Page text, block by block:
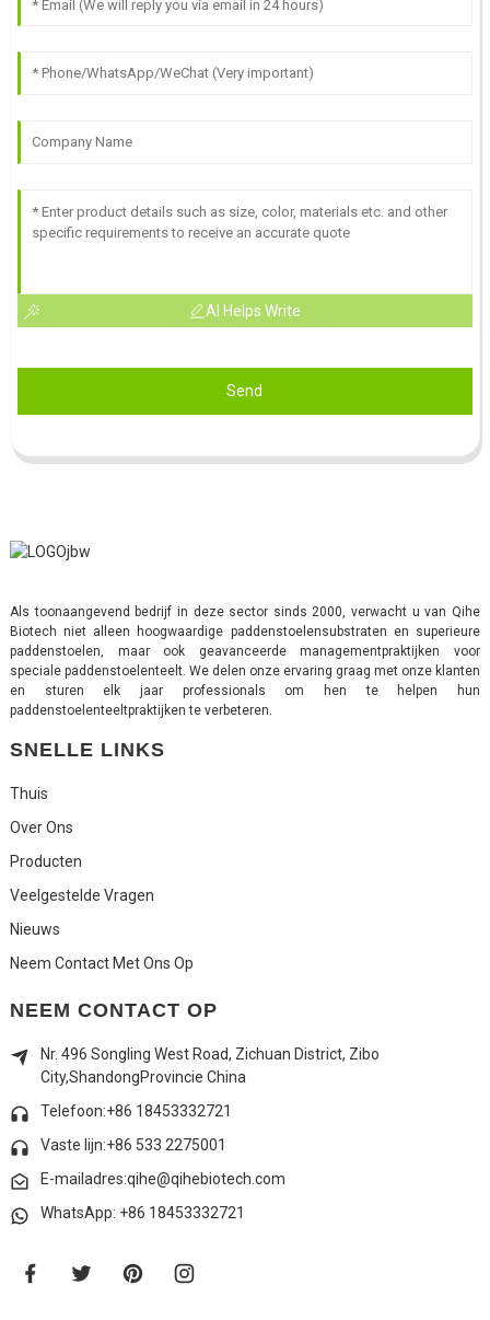
AI Helps Write
Send
Als toonaangevend bedrijf in deze sector sinds 2000, verwacht u van Qihe
Biotech niet alleen hoogwaardige paddenstoelensubstraten en superieure
paddenstoelen, maar ook geavanceerde managementpraktijken voor
speciale paddenstoelenteelt. We delen onze ervaring graag met onze klanten
en sturen elk jaar professionals om hen te helpen hun
paddenstoelenteeltpraktijken te verbeteren.
SNELLE LINKS
Thuis
Over Ons
Producten
Veelgestelde Vragen
Nieuws
Neem Contact Met Ons Op
NEEM CONTACT OP
Nr. 496 Songling West Road, Zichuan District, Zibo
City,ShandongProvincie China
Telefoon:+86 18453332721
Vaste lijn:+86 533 2275001
E-mailadres:qihe@qihebiotech.com
WhatsApp: +86 18453332721